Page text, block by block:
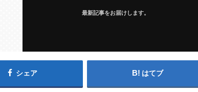
最新記事をお届けします。
シェア はてブ